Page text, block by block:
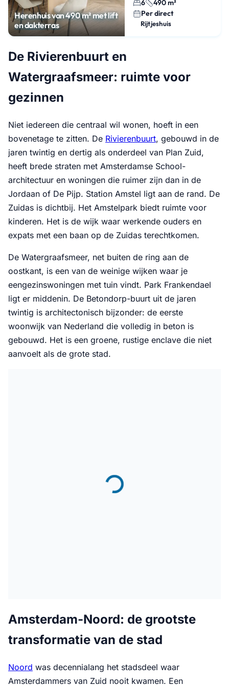
Herenhuis van 490 m² met lift
en dakterras
6
490 m²
Per direct
Rijtjeshuis
De Rivierenbuurt en
Watergraafsmeer: ruimte voor
gezinnen
Niet iedereen die centraal wil wonen, hoeft in een
bovenetage te zitten. De Rivierenbuurt, gebouwd in de
jaren twintig en dertig als onderdeel van Plan Zuid,
heeft brede straten met Amsterdamse School-
architectuur en woningen die ruimer zijn dan in de
Jordaan of De Pijp. Station Amstel ligt aan de rand. De
Zuidas is dichtbij. Het Amstelpark biedt ruimte voor
kinderen. Het is de wijk waar werkende ouders en
expats met een baan op de Zuidas terechtkomen.
De Watergraafsmeer, net buiten de ring aan de
oostkant, is een van de weinige wijken waar je
eengezinswoningen met tuin vindt. Park Frankendael
ligt er middenin. De Betondorp-buurt uit de jaren
twintig is architectonisch bijzonder: de eerste
woonwijk van Nederland die volledig in beton is
gebouwd. Het is een groene, rustige enclave die niet
aanvoelt als de grote stad.
Amsterdam-Noord: de grootste
transformatie van de stad
Noord was decennialang het stadsdeel waar
Amsterdammers van Zuid nooit kwamen. Een